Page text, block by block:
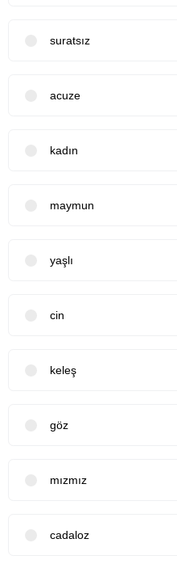
suratsız
acuze
kadın
maymun
yaşlı
cin
keleş
göz
mızmız
cadaloz